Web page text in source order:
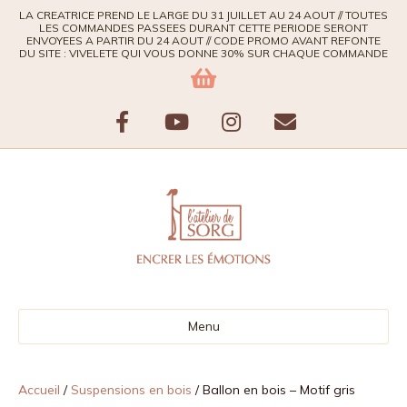
LA CREATRICE PREND LE LARGE DU 31 JUILLET AU 24 AOUT // TOUTES
LES COMMANDES PASSEES DURANT CETTE PERIODE SERONT
ENVOYEES A PARTIR DU 24 AOUT // CODE PROMO AVANT REFONTE
DU SITE : VIVELETE QUI VOUS DONNE 30% SUR CHAQUE COMMANDE
F
o
o
Y
u
t
b
e
I
s
t
g
r
E
Menu
Accueil / Suspensions en bois / Ballon en bois – Motif gris